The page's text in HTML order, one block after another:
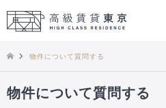
物件について質問する
物件について質問する